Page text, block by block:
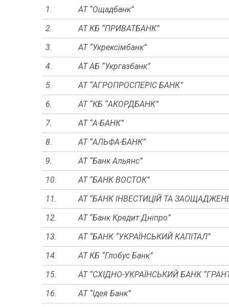
1.
АТ “Ощадбанк”
2.
АТ КБ “ПРИВАТБАНК”
3.
АТ “Укрексімбанк”
4.
АТ АБ “Укргазбанк”
5.
АТ “АГРОПРОСПЕРІС БАНК”
6.
АТ “КБ “АКОРДБАНК”
7.
АТ “А-БАНК”
8.
АТ “АЛЬФА-БАНК”
9.
АТ “Банк Альянс”
10.
АТ “БАНК ВОСТОК”
11.
АТ “БАНК ІНВЕСТИЦІЙ ТА
12.
АТ “Банк Кредит Дніпро”
13.
АТ “БАНК “УКРАЇНСЬКИЙ КАПІТАЛ”
14.
АТ КБ “Глобус Банк”
15.
АТ “СХІДНО-УКРАЇНСЬКИЙ БАНК
16.
АТ “Ідея Банк”